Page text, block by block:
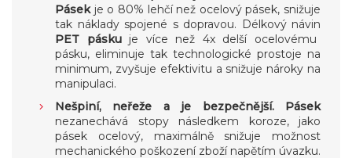
Pásek je o 80% lehčí než ocelový pásek, snižuje
tak náklady spojené s dopravou. Délkový návin
PET pásku je více než 4x delší ocelovému
pásku, eliminuje tak technologické prostoje na
minimum, zvyšuje efektivitu a snižuje nároky na
manipulaci.
Nešpiní, neřeže a je bezpečnější. Pásek
nezanechává stopy následkem koroze, jako
pásek ocelový, maximálně snižuje možnost
mechanického poškození zboží napětím úvazku.